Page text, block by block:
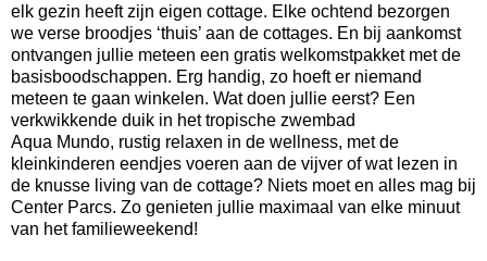
elk gezin heeft zijn eigen cottage. Elke ochtend bezorgen
we verse broodjes ‘thuis’ aan de cottages. En bij aankomst
ontvangen jullie meteen een gratis welkomstpakket met de
basisboodschappen. Erg handig, zo hoeft er niemand
meteen te gaan winkelen. Wat doen jullie eerst? Een
verkwikkende duik in het tropische zwembad
Aqua Mundo, rustig relaxen in de wellness, met de
kleinkinderen eendjes voeren aan de vijver of wat lezen in
de knusse living van de cottage? Niets moet en alles mag bij
Center Parcs. Zo genieten jullie maximaal van elke minuut
van het familieweekend!